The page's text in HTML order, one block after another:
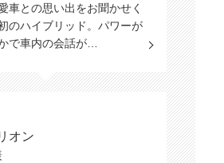
車との思い出をお聞かせく
のハイブリッド。パワーが
で車内の会話が…
オン